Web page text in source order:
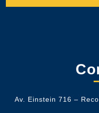
Av. Einstein 716 –